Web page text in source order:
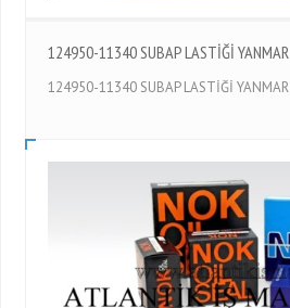
124950-11340 SUBAP LASTİĞİ YANMAR
124950-11340 SUBAP LASTİĞİ YANMAR